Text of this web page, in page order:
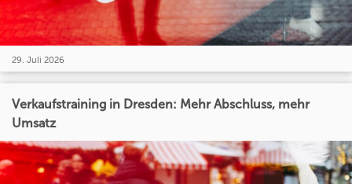
29. Juli 2026
Verkaufstraining in Dresden: Mehr Abschluss, mehr
Umsatz